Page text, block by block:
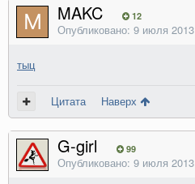
MAKC 12
Опубликовано: 9 июля 2013
тыц
Цитата Наверх
G-girl 99
Опубликовано: 9 июля 2013